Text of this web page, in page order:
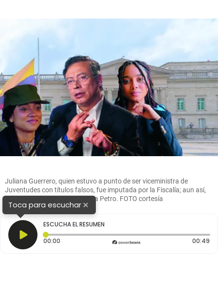
Juliana Guerrero, quien estuvo a punto de ser viceministra de
Juventudes con títulos falsos, fue imputada por la Fiscalía; aun así,
sigue siendo de confianza para Petro. FOTO cortesía
Toca para escuchar×
ESCUCHA EL RESUMEN
00:00 Tiempo transcurrido: 0 segundos 00:49